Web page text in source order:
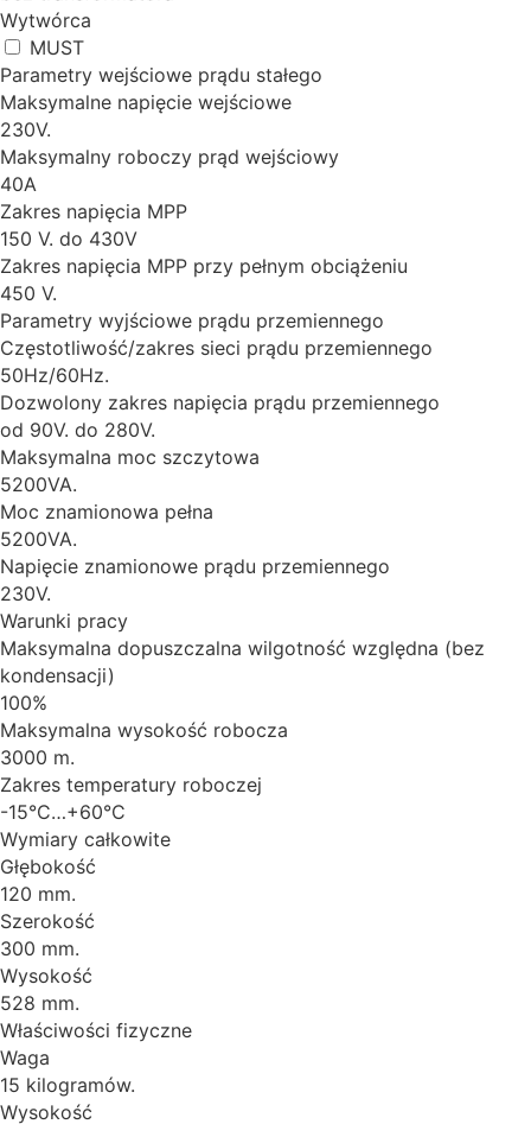
Wytwórca
MUST
Parametry wejściowe prądu stałego
Maksymalne napięcie wejściowe
230V.
Maksymalny roboczy prąd wejściowy
40A
Zakres napięcia MPP
150 V. do 430V
Zakres napięcia MPP przy pełnym obciążeniu
450 V.
Parametry wyjściowe prądu przemiennego
Częstotliwość/zakres sieci prądu przemiennego
50Hz/60Hz.
Dozwolony zakres napięcia prądu przemiennego
od 90V. do 280V.
Maksymalna moc szczytowa
5200VA.
Moc znamionowa pełna
5200VA.
Napięcie znamionowe prądu przemiennego
230V.
Warunki pracy
Maksymalna dopuszczalna wilgotność względna (bez
kondensacji)
100%
Maksymalna wysokość robocza
3000 m.
Zakres temperatury roboczej
-15°C…+60°C
Wymiary całkowite
Głębokość
120 mm.
Szerokość
300 mm.
Wysokość
528 mm.
Właściwości fizyczne
Waga
15 kilogramów.
Wysokość